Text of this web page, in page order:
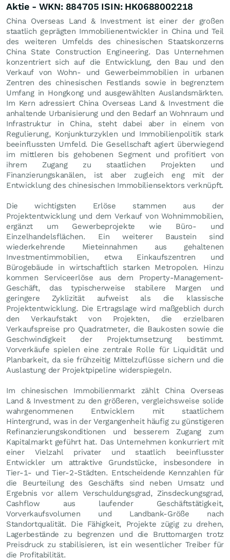
Aktie - WKN: 884705 ISIN: HK0688002218
China Overseas Land & Investment ist einer der großen
staatlich geprägten Immobilienentwickler in China und Teil
des weiteren Umfelds des chinesischen Staatskonzerns
China State Construction Engineering. Das Unternehmen
konzentriert sich auf die Entwicklung, den Bau und den
Verkauf von Wohn- und Gewerbeimmobilien in urbanen
Zentren des chinesischen Festlands sowie in begrenztem
Umfang in Hongkong und ausgewählten Auslandsmärkten.
Im Kern adressiert China Overseas Land & Investment die
anhaltende Urbanisierung und den Bedarf an Wohnraum und
Infrastruktur in China, steht dabei aber in einem von
Regulierung, Konjunkturzyklen und Immobilienpolitik stark
beeinflussten Umfeld. Die Gesellschaft agiert überwiegend
im mittleren bis gehobenen Segment und profitiert von
ihrem Zugang zu staatlichen Projekten und
Finanzierungskanälen, ist aber zugleich eng mit der
Entwicklung des chinesischen Immobiliensektors verknüpft.
Die wichtigsten Erlöse stammen aus der
Projektentwicklung und dem Verkauf von Wohnimmobilien,
ergänzt um Gewerbeprojekte wie Büro- und
Einzelhandelsflächen. Ein weiterer Baustein sind
wiederkehrende Mieteinnahmen aus gehaltenen
Investmentimmobilien, etwa Einkaufszentren und
Bürogebäude in wirtschaftlich starken Metropolen. Hinzu
kommen Serviceerlöse aus dem Property-Management-
Geschäft, das typischerweise stabilere Margen und
geringere Zyklizität aufweist als die klassische
Projektentwicklung. Die Ertragslage wird maßgeblich durch
den Verkaufstakt von Projekten, die erzielbaren
Verkaufspreise pro Quadratmeter, die Baukosten sowie die
Geschwindigkeit der Projektumsetzung bestimmt.
Vorverkäufe spielen eine zentrale Rolle für Liquidität und
Planbarkeit, da sie frühzeitig Mittelzuflüsse sichern und die
Auslastung der Projektpipeline widerspiegeln.
Im chinesischen Immobilienmarkt zählt China Overseas
Land & Investment zu den größeren, vergleichsweise solide
wahrgenommenen Entwicklern mit staatlichem
Hintergrund, was in der Vergangenheit häufig zu günstigeren
Refinanzierungskonditionen und besserem Zugang zum
Kapitalmarkt geführt hat. Das Unternehmen konkurriert mit
einer Vielzahl privater und staatlich beeinflusster
Entwickler um attraktive Grundstücke, insbesondere in
Tier-1- und Tier-2-Städten. Entscheidende Kennzahlen für
die Beurteilung des Geschäfts sind neben Umsatz und
Ergebnis vor allem Verschuldungsgrad, Zinsdeckungsgrad,
Cashflow aus laufender Geschäftstätigkeit,
Vorverkaufsvolumen und Landbank-Größe nach
Standortqualität. Die Fähigkeit, Projekte zügig zu drehen,
Lagerbestände zu begrenzen und die Bruttomargen trotz
Preisdruck zu stabilisieren, ist ein wesentlicher Treiber für
die Profitabilität.